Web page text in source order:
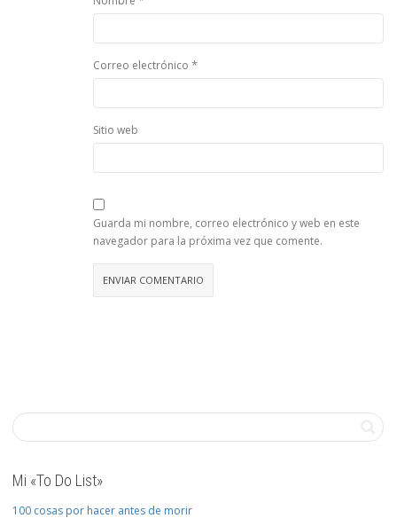
Correo electrónico *
Sitio web
Guarda mi nombre, correo electrónico y web en este
navegador para la próxima vez que comente.
Mi «To Do List»
100 cosas por hacer antes de morir